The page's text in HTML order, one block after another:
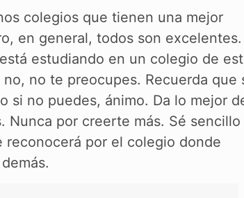
colegios que tienen una mejor
en general, todos son excelentes.
estudiando en un colegio de
no te preocupes. Recuerda que
si no puedes, ánimo. Da lo mejor
Nunca por creerte más. Sé sencillo
por el colegio donde